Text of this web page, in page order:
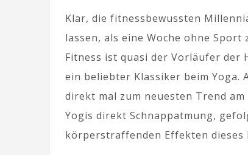
Klar, die fitnessbewussten
lassen, als eine Woche ohne
Fitness ist quasi der Vorläufer der
ein beliebter Klassiker beim Yoga.
direkt mal zum neuesten Trend
Yogis direkt Schnappatmung,
körperstraffenden Effekten dieses